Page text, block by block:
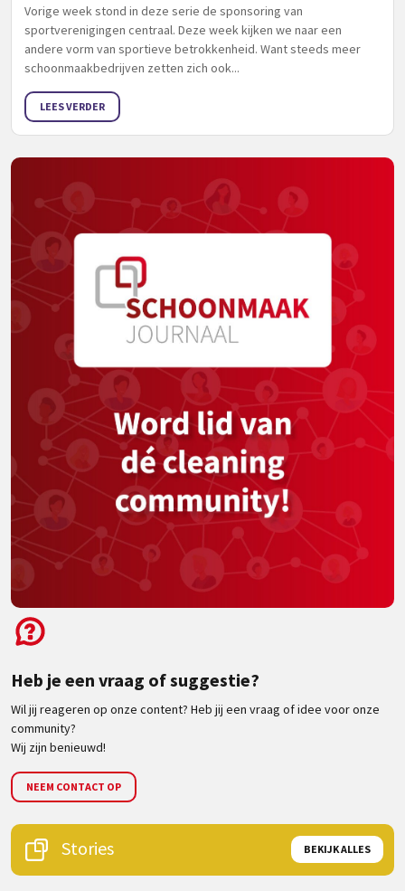
Vorige week stond in deze serie de sponsoring van
sportverenigingen centraal. Deze week kijken we naar een
andere vorm van sportieve betrokkenheid. Want steeds meer
schoonmaakbedrijven zetten zich ook...
LEES VERDER
Heb je een vraag of suggestie?
Wil jij reageren op onze content? Heb jij een vraag of idee voor onze
community?
Wij zijn benieuwd!
NEEM CONTACT OP
Stories BEKIJK ALLES